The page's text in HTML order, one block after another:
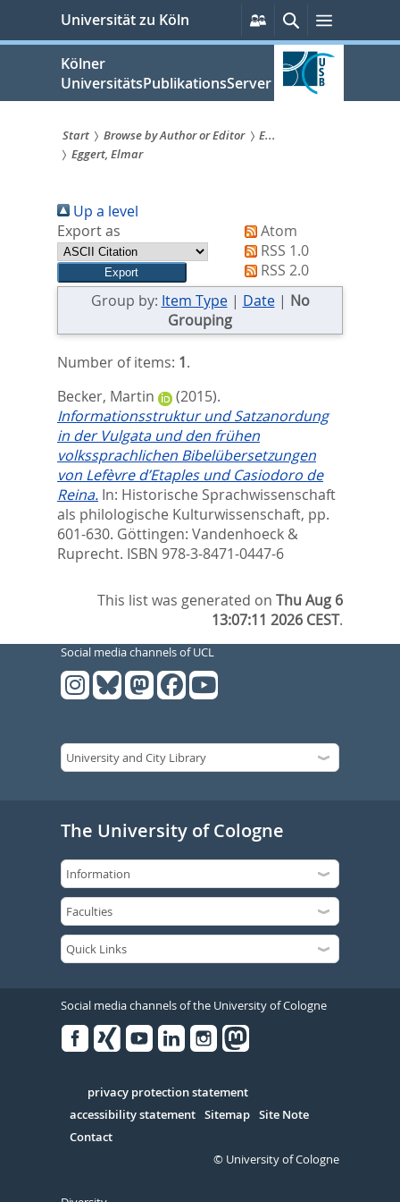
springen
Universität zu Köln
Persönliche
Services
SucheMenü
Kölner
UniversitätsPublikationsServer
Sie
sind
hier:
Start Browse by Author or Editor
E...
Eggert, Elmar
Up a level
Export as
Atom
RSS 1.0
RSS 2.0
Group by: Item Type| Date| No
Grouping
Number of items: 1.
Becker, Martin
(2015).
Informationsstruktur und Satzanordung
in der Vulgata und den frühen
volkssprachlichen Bibelübersetzungen
von Lefèvre d’Etaples und Casiodoro de
Reina. In: Historische Sprachwissenschaft
als philologische Kulturwissenschaft, pp.
601-630. Göttingen: Vandenhoeck &
Ruprecht. ISBN 978-3-8471-0447-6
This list was generated onThu Aug 6
13:07:11 2026 CEST.
Social media channels of UCL
The University of Cologne
Social media channels of the University of Cologne
Serivce
privacy protection statement
accessibility statement Sitemap Site Note
Contact
© University of Cologne